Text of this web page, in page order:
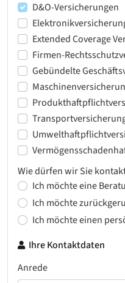
D&O-Versicherungen
Extended Coverage
Firmen-
Gebündelte
Wie dürfen wir Sie
Ich möchte eine
Ich möchte
Ich möchte einen
Ihre Kontaktdaten
Anrede